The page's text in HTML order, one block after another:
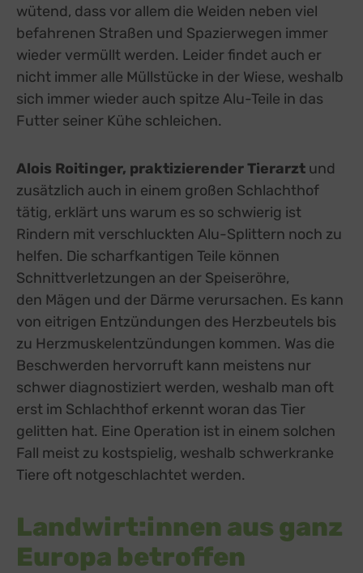
wütend, dass vor allem die Weiden neben viel
befahrenen Straßen und Spazierwegen immer
wieder vermüllt werden. Leider findet auch er
nicht immer alle Müllstücke in der Wiese, weshalb
sich immer wieder auch spitze Alu-Teile in das
Futter seiner Kühe schleichen.
Alois Roitinger, praktizierender Tierarzt und
zusätzlich auch in einem großen Schlachthof
tätig, erklärt uns warum es so schwierig ist
Rindern mit verschluckten Alu-Splittern noch zu
helfen. Die scharfkantigen Teile können
Schnittverletzungen an der Speiseröhre,
den Mägen und der Därme verursachen. Es kann
von eitrigen Entzündungen des Herzbeutels bis
zu Herzmuskelentzündungen kommen. Was die
Beschwerden hervorruft kann meistens nur
schwer diagnostiziert werden, weshalb man oft
erst im Schlachthof erkennt woran das Tier
gelitten hat. Eine Operation ist in einem solchen
Fall meist zu kostspielig, weshalb schwerkranke
Tiere oft notgeschlachtet werden.
Landwirt:innen aus ganz
Europa betroffen